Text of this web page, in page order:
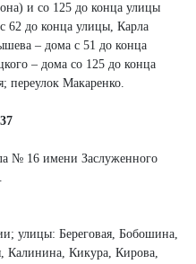
и со 125 до конца улицы
62 до конца улицы, Карла
– дома с 51 до конца
– дома со 125 до конца
Макаренко.
№ 16 имени Заслуженного
улицы: Береговая, Бобошина,
Калинина, Кикура, Кирова,